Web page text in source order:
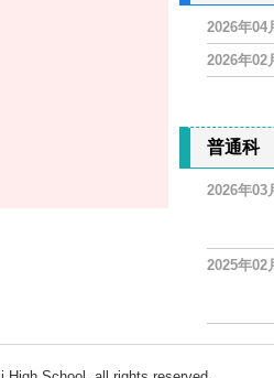
2026年04
2026年02
普通科
2026年03
2025年02